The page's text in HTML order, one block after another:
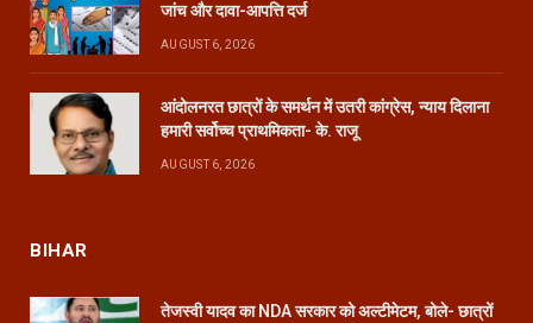
जांच और दावा-आपत्ति दर्ज
AUGUST 6, 2026
आंदोलनरत छात्रों के समर्थन में उतरी कांग्रेस, न्याय दिलाना
हमारी सर्वोच्च प्राथमिकता- के. राजू
AUGUST 6, 2026
BIHAR
तेजस्वी यादव का NDA सरकार को अल्टीमेटम, बोले- छात्रों